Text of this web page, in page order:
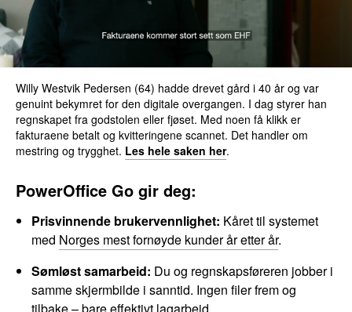
Willy Westvik Pedersen (64) hadde drevet gård i 40 år og var
genuint bekymret for den digitale overgangen. I dag styrer han
regnskapet fra godstolen eller fjøset. Med noen få klikk er
fakturaene betalt og kvitteringene scannet. Det handler om
mestring og trygghet. Les hele saken her.
PowerOffice Go gir deg:
Prisvinnende brukervennlighet: Kåret til systemet
med Norges mest fornøyde kunder år etter år.
Sømløst samarbeid: Du og regnskapsføreren jobber i
samme skjermbilde i sanntid. Ingen filer frem og
tilbake – bare effektivt lagarbeid.